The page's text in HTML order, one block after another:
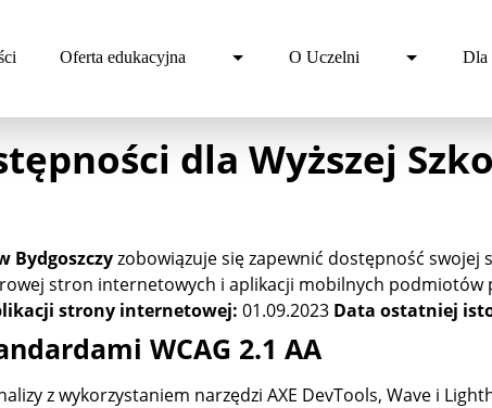
Oferta edukacyjna O Uczelni Dla
dla Wyższej
Bydgoszczyzobowiązuje się zapewnić dostępność
stron internetowych i aplikacji mobilnych podmiotów
strony internetowej: 01.09.2023 Data ostatniej
WCAG 2.1 AA
z wykorzystaniem narzędzi AXE DevTools, Wave i